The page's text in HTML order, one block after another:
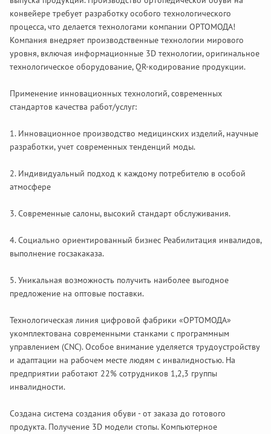
конвейере требует разработку особого технологического
процесса, что делается технологами компании ОРТОМОДА!
Компания внедряет производственные технологии мирового
уровня, включая информационные 3D технологии, оригинальное
технологическое оборудование, QR-кодирование продукции.
Применение инновационных технологий, современных
стандартов качества работ/услуг:
1. Инновационное производство медицинских изделий, научные
разработки, учет современных тенденций моды.
2. Индивидуальный подход к каждому потребителю в особой
атмосфере
3. Современные салоны, высокий стандарт обслуживания.
4. Социально ориентированный бизнес Реабилитация инвалидов,
выполнение госзакаказа.
5. Уникальная возможность получить наиболее выгодное
предложение на оптовые поставки.
Технологическая линия цифровой фабрики «ОРТОМОДА»
укомплектована современными станками с программным
управлением (CNC). Особое внимание уделяется трудоустройству
и адаптации на рабочем месте людям с инвалидностью. На
предприятии работают 22% сотрудников 1,2,3 группы
инвалидности.
Создана система создания обуви - от заказа до готового
продукта. Получение 3D модели стопы. Компьютерное